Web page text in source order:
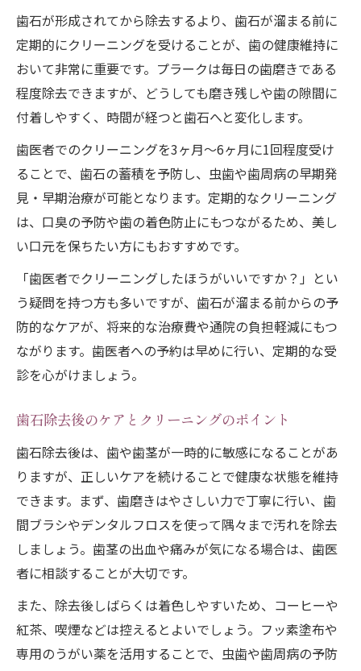
歯石が形成されてから除去するより、歯石が溜まる前に
定期的にクリーニングを受けることが、歯の健康維持に
おいて非常に重要です。プラークは毎日の歯磨きである
程度除去できますが、どうしても磨き残しや歯の隙間に
付着しやすく、時間が経つと歯石へと変化します。
歯医者でのクリーニングを3ヶ月～6ヶ月に1回程度受け
ることで、歯石の蓄積を予防し、虫歯や歯周病の早期発
見・早期治療が可能となります。定期的なクリーニング
は、口臭の予防や歯の着色防止にもつながるため、美し
い口元を保ちたい方にもおすすめです。
「歯医者でクリーニングしたほうがいいですか？」とい
う疑問を持つ方も多いですが、歯石が溜まる前からの予
防的なケアが、将来的な治療費や通院の負担軽減にもつ
ながります。歯医者への予約は早めに行い、定期的な受
診を心がけましょう。
歯石除去後のケアとクリーニングのポイント
歯石除去後は、歯や歯茎が一時的に敏感になることがあ
りますが、正しいケアを続けることで健康な状態を維持
できます。まず、歯磨きはやさしい力で丁寧に行い、歯
間ブラシやデンタルフロスを使って隅々まで汚れを除去
しましょう。歯茎の出血や痛みが気になる場合は、歯医
者に相談することが大切です。
また、除去後しばらくは着色しやすいため、コーヒーや
紅茶、喫煙などは控えるとよいでしょう。フッ素塗布や
専用のうがい薬を活用することで、虫歯や歯周病の予防